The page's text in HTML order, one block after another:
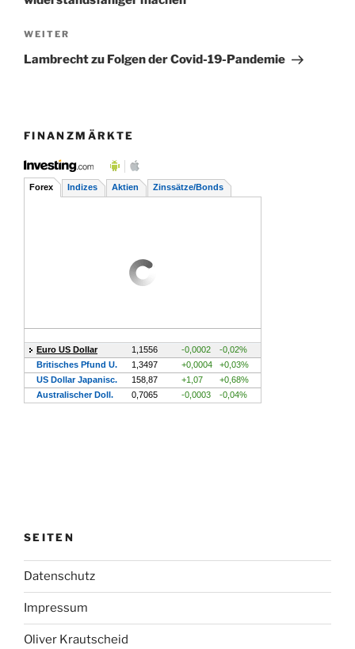
Nächster
Beitrag
WEITER
Lambrecht zu Folgen der Covid-19-Pandemie
FINANZMÄRKTE
SEITEN
Datenschutz
Impressum
Oliver Krautscheid